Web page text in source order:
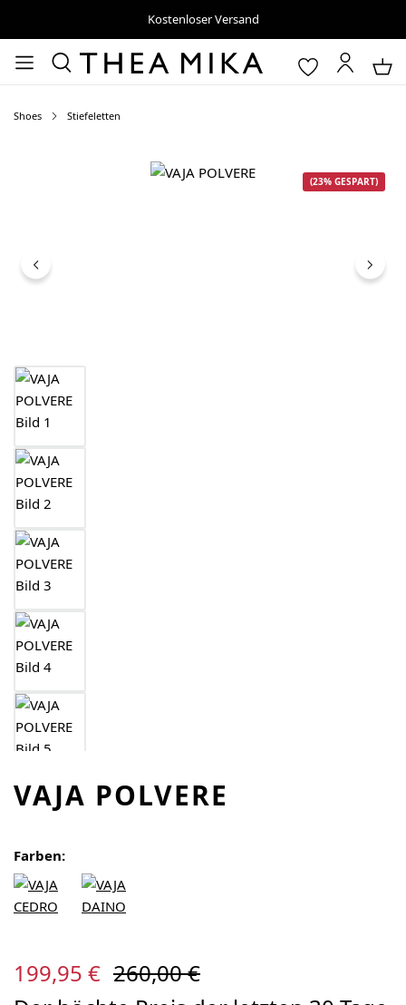
Kostenloser Versand
Shoes Stiefeletten
Bildergalerie überspringen
(23% GESPART)
VAJA POLVERE
Farben:
Verkaufspreis:
199,95 € Regulärer Preis:
260,00 €